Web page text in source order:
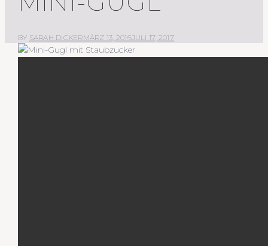
BY SARAH DICKERMÄRZ 13, 2016JULI 17, 2017